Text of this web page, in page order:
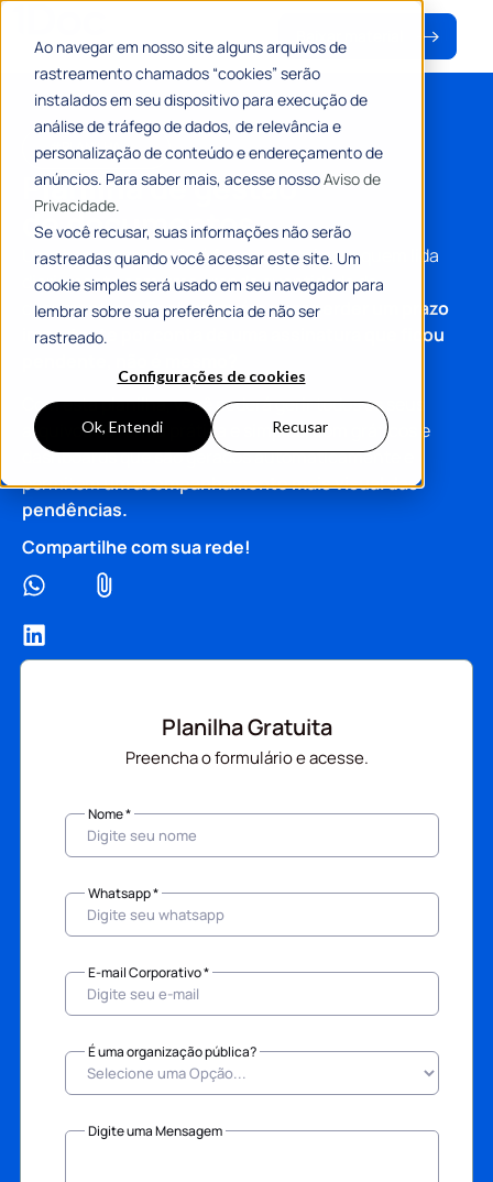
Ao navegar em nosso site alguns arquivos de
rastreamento chamados “cookies” serão
instalados em seu dispositivo para execução de
análise de tráfego de dados, de relevância e
personalização de conteúdo e endereçamento de
anúncios. Para saber mais, acesse nossoAviso de
Privacidade.
Se você recusar, suas informações não serão
rastreadas quando você acessar este site. Um
cookie simples será usado em seu navegador para
lembrar sobre sua preferência de não ser
rastreado.
Configurações de cookies
Ok, Entendi Recusar
Baixar material
#PLANILHA
Planilha de gestão
de documentos
Uma boa organização é fundamental para quem lida
diariamente com uma grande quantidade de
documentos.Afinal, ninguém quer perder um prazo
importante por conta de uma assinatura que ficou
Com esta planilha, você poderá gerir todos os seus
arquivos de forma prática e simples, com gráficos e
dashboards que são gerados automaticamente e
permitemum acompanhamento mais visual das
pendências.
Compartilhe com sua rede!
Planilha Gratuita
Preencha o formulário e acesse.
Nome *
Whatsapp *
E-mail Corporativo *
É uma organização pública?
Digite uma Mensagem